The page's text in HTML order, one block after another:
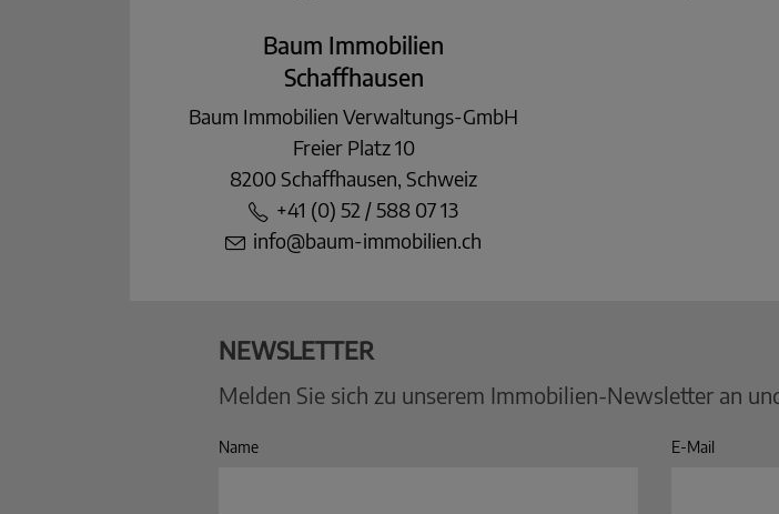
Baum Immobilien
Schaffhausen
Baum Immobilien Verwaltungs-GmbH
Freier Platz 10
8200 Schaffhausen, Schweiz
+41 (0) 52 / 588 07 13
info@baum-immobilien.ch
NEWSLETTER
Melden Sie sich zu unserem Immobilien-Newsletter an
Name E-Mail